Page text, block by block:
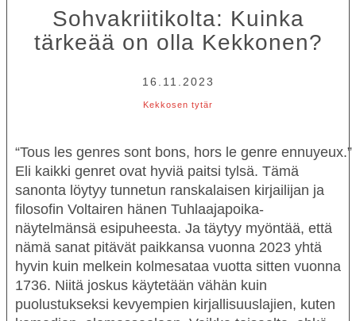
Sohvakriitikolta: Kuinka
tärkeää on olla Kekkonen?
16.11.2023
Kekkosen tytär
“Tous les genres sont bons, hors le genre ennuyeux.”
Eli kaikki genret ovat hyviä paitsi tylsä. Tämä
sanonta löytyy tunnetun ranskalaisen kirjailijan ja
filosofin Voltairen hänen Tuhlaajapoika-
näytelmänsä esipuheesta. Ja täytyy myöntää, että
nämä sanat pitävät paikkansa vuonna 2023 yhtä
hyvin kuin melkein kolmesataa vuotta sitten vuonna
1736. Niitä joskus käytetään vähän kuin
puolustukseksi kevyempien kirjallisuuslajien, kuten